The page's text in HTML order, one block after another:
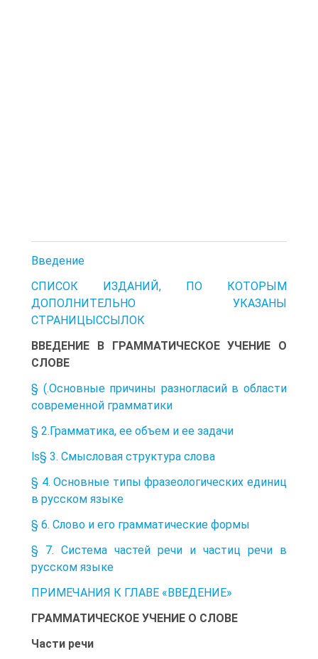
Введение
СПИСОК ИЗДАНИЙ, ПО КОТОРЫМ
ДОПОЛНИТЕЛЬНО УКАЗАНЫ
СТРАНИЦЫССЫЛОК
ВВЕДЕНИЕ В ГРАММАТИЧЕСКОЕ УЧЕНИЕ О
СЛОВЕ
§ (.Основные причины разногласий в области
современной грамматики
§ 2.Грамматика, ее объем и ее задачи
ls§ 3. Смысловая структура слова
§ 4. Основные типы фразеологических единиц
в русском языке
§ 6. Слово и его грамматические формы
§ 7. Система частей речи и частиц речи в
русском языке
ПРИМЕЧАНИЯ К ГЛАВЕ «ВВЕДЕНИЕ»
ГРАММАТИЧЕСКОЕ УЧЕНИЕ О СЛОВЕ
Части речи